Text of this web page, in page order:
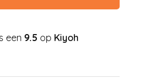
een 9.5 op Kiyoh